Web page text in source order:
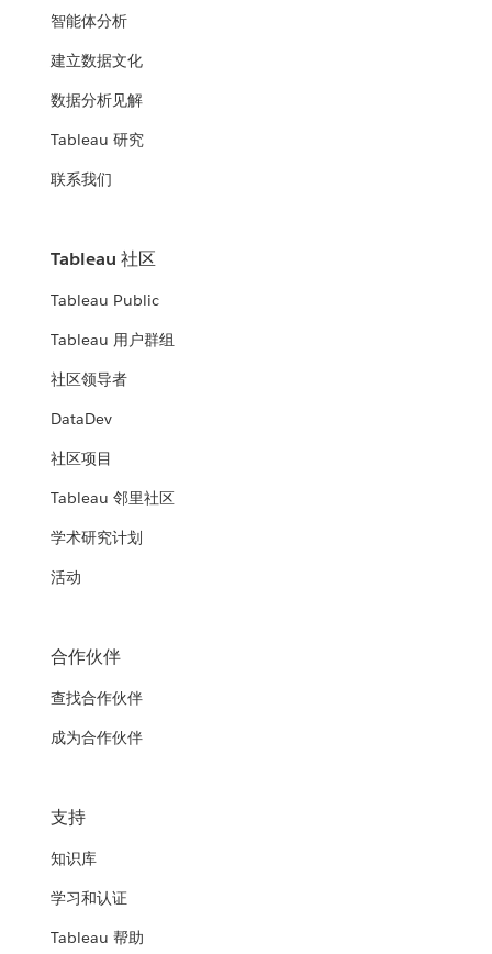
在 Salesforce 数据中发现销售机会
智能体分析
建立数据文化
数据分析见解
Tableau 研究
联系我们
Tableau 社区
Tableau Public
Tableau 用户群组
社区领导者
DataDev
社区项目
Tableau 邻里社区
学术研究计划
活动
合作伙伴
查找合作伙伴
成为合作伙伴
支持
知识库
学习和认证
Tableau 帮助